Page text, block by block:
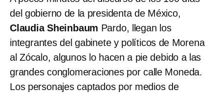
del gobierno de la presidenta de México,
Claudia Sheinbaum Pardo, llegan los
integrantes del gabinete y políticos de Morena
al Zócalo, algunos lo hacen a pie debido a las
grandes conglomeraciones por calle Moneda.
Los personajes captados por medios de